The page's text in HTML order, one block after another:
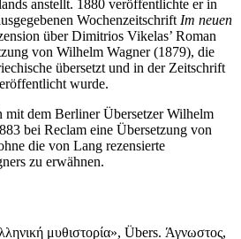
anstellt. 1880 veröffentlichte er in
Wochenzeitschrift Im neuen
über Dimitrios Vikelas’ Roman
von Wilhelm Wagner (1879), die
übersetzt und in der Zeitschrift
wurde.
mit dem Berliner Übersetzer Wilhelm
bei Reclam eine Übersetzung von
die von Lang rezensierte
zu erwähnen.
μυθιστορία», Übers. Άγνωστος,